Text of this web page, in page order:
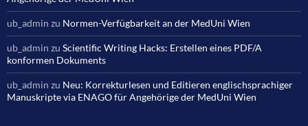
ub_admin zu Normen-Verfügbarkeit an der MedUni Wien
ub_admin zu Scientific Writing Hacks: Erstellen eines PDF/A
konformen Dokuments
ub_admin zu Neu: Korrekturlesen und Editieren englischsprachiger
Manuskripte via ENAGO für Angehörige der MedUni Wien